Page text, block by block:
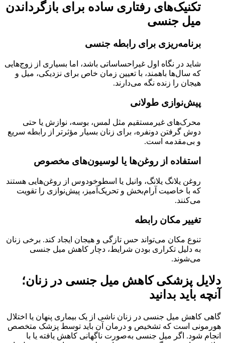
تکنیک‌های رفتاری ساده برای بازگرداندن
میل جنسی
برنامه‌ریزی برای رابطه جنسی
شاید در نگاه اول غیراحساساتی باشد، اما بسیاری از زوج‌هایی
که سال‌ها باهمند، با تعیین زمان خاص برای نزدیکی، میل و
هیجان را زنده نگه می‌دارند.
پیش‌نوازی طولانی
محرک‌های غیرمستقیم مثل لمس، بوسه، نوازش یا حتی
دوش گرفتن دونفره، برای زنان بسیار مؤثرتر از رابطه سریع
و بی‌مقدمه است.
استفاده از روغن‌ها یا لوسیون‌های مخصوص
روغن یلانگ یلانگ، وانیل یا اسطوخودوس از روغن‌هایی هستند
که با خاصیت آرام‌بخش و تحریک‌آمیز، پیش‌نوازی را تقویت
می‌کنند.
تغییر مکان رابطه
تنوع مکان می‌تواند حس تازگی و هیجان ایجاد کند. برخی زنان
به دلیل تکراری بودن شرایط، دچار کاهش میل جنسی
می‌شوند.
دلایل پزشکی کاهش میل جنسی در زنان؛
آنچه باید بدانید
گاهی کاهش میل جنسی در زنان ناشی از یک بیماری پنهان یا اختلال
هورمونی است که تشخیص و درمان آن باید توسط پزشک متخصص
انجام شود. اگر میل جنسی به‌صورت ناگهانی کاهش یافته یا با